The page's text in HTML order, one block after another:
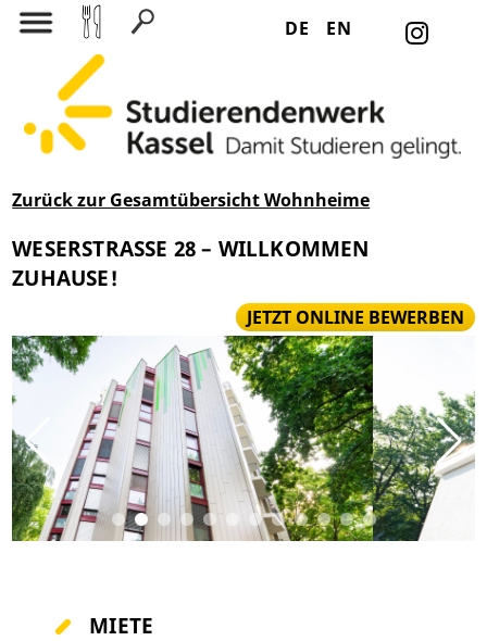
DE EN
Suchen nach:
Zurück zur Gesamtübersicht Wohnheime
WESERSTRASSE 28 – WILLKOMMEN Z
UHAUSE!
JETZT ONLINE BEWERBEN
MIETE